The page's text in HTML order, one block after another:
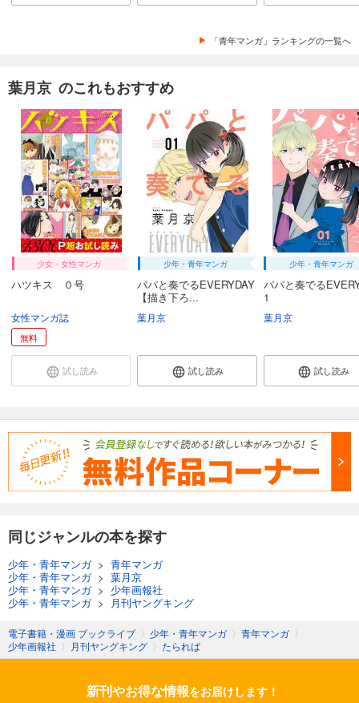
「青年マンガ」ランキングの一覧へ
葉月京 のこれもおすすめ
少女・女性マンガ
ハツキス ０号
女性マンガ誌
無料
試し読み
少年・青年マンガ
パパと奏でるEVERYDAY
【描き下ろ...
葉月京
試し読み
少年・青年マンガ
パパと奏でる
1
葉月京
試し読み
同じジャンルの本を探す
少年・青年マンガ> 青年マンガ
少年・青年マンガ> 葉月京
少年・青年マンガ> 少年画報社
少年・青年マンガ> 月刊ヤングキング
電子書籍・漫画 ブックライブ 〉 少年・青年マンガ 〉 青年マンガ 〉
少年画報社 〉 月刊ヤングキング 〉 たられば
新刊やお得な情報をお届けします！